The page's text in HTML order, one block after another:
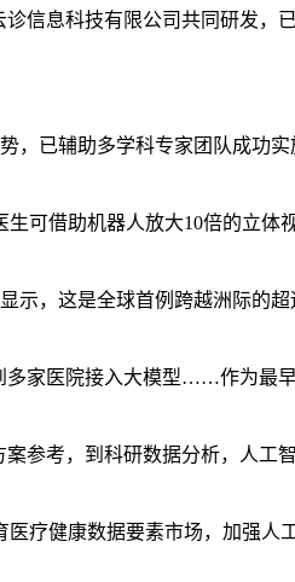
息科技有限公司共同研发，
已辅助多学科专家团队成功实
借助机器人放大10倍的立体
，这是全球首例跨越洲际的超
家医院接入大模型……作为最
考，到科研数据分析，人工
疗健康数据要素市场，加强人